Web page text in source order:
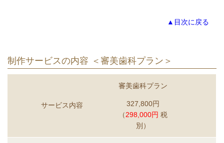
▲目次に戻る
制作サービスの内容 ＜審美歯科プラン＞
サービス内容
審美歯科プラン
327,800円
（298,000円 税
別）